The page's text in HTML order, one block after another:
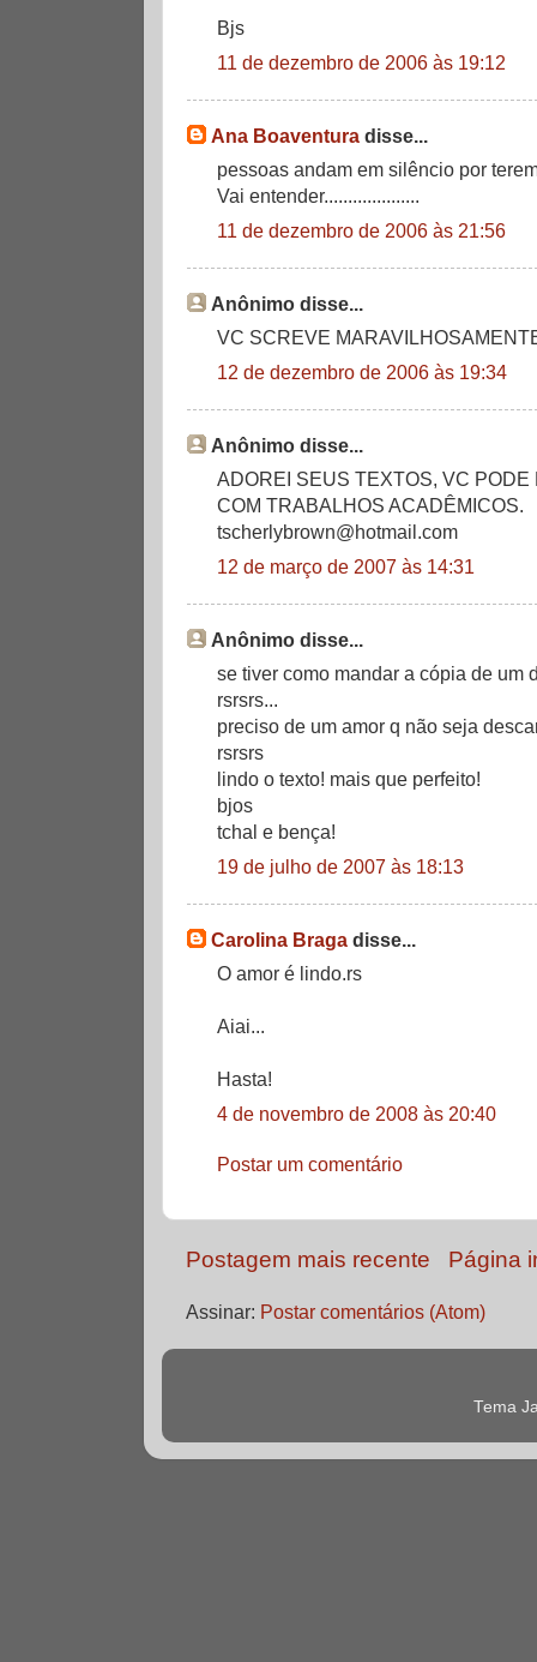
Bjs
11 de dezembro de 2006 às 19:12
Ana Boaventura disse...
pessoas andam em silêncio por
Vai entender....................
11 de dezembro de 2006 às 21:56
Anônimo disse...
VC SCREVE
12 de dezembro de 2006 às 19:34
Anônimo disse...
ADOREI SEUS TEXTOS, VC PODE
COM TRABALHOS ACADÊMICOS.
tscherlybrown@hotmail.com
12 de março de 2007 às 14:31
Anônimo disse...
se tiver como mandar a cópia de um
rsrsrs...
preciso de um amor q não seja
rsrsrs
lindo o texto! mais que perfeito!
bjos
tchal e bença!
19 de julho de 2007 às 18:13
Carolina Braga disse...
O amor é lindo.rs
Aiai...
Hasta!
4 de novembro de 2008 às 20:40
Postar um comentário
Postagem mais recente Página
Assinar: Postar comentários (Atom)
Tema